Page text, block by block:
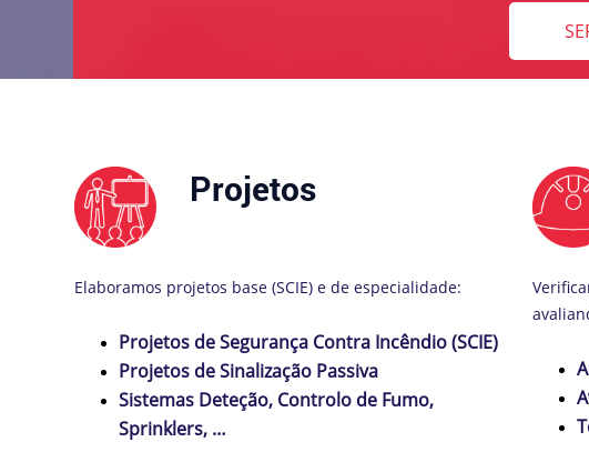
Projetos
Elaboramos projetos base (SCIE) e de especialidade:
Projetos de Segurança Contra Incêndio (SCIE)
Projetos de Sinalização Passiva
Sistemas Deteção, Controlo de Fumo,
Sprinklers, …